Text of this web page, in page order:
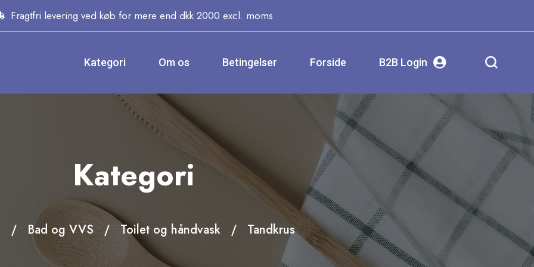
Fragtfri levering ved køb for mere end dkk 2000 excl. moms
Kategori Om os Betingelser Forside B2B Login
Kategori
Bad og VVS Toilet og håndvask Tandkrus